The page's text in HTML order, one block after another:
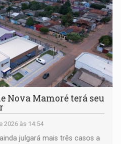
Nova Mamoré terá seu
2026 às 14:54
julgará mais três casos a